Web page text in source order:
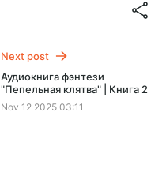
Next post
Аудиокнига фэнтези
"Пепельная клятва" | Книга 2
Nov 12 2025 03:11